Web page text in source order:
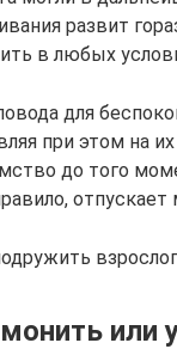
развит
в любых
для
при этом на
до того
или